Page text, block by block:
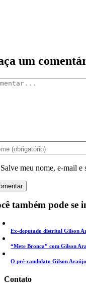
um
Salve meu nome, e-mail e
também pode se
Ex-deputado distrital Gilson
“Mete Bronca” com Gilson
O pré-candidato Gilson
Contato